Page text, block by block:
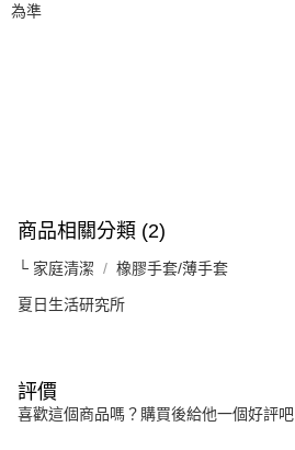
為準
商品相關分類 (2)
└ 家庭清潔 橡膠手套/薄手套
夏日生活研究所
評價
喜歡這個商品嗎？購買後給他一個好評吧